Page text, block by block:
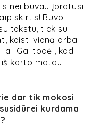
nei buvau įpratusi –
skirtis! Buvo
tekstu, tiek su
keisti vieną arba
Gal todėl, kad
karto matau
dar tik mokosi
kurdama